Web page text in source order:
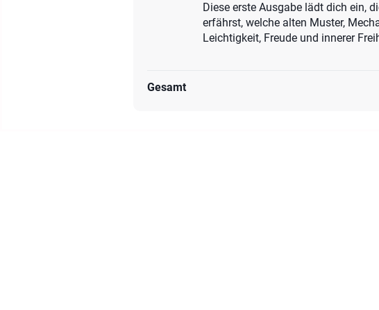
Diese erste Ausgabe lädt dich ein,
erfährst, welche alten Muster,
Leichtigkeit, Freude und innerer
Gesamt